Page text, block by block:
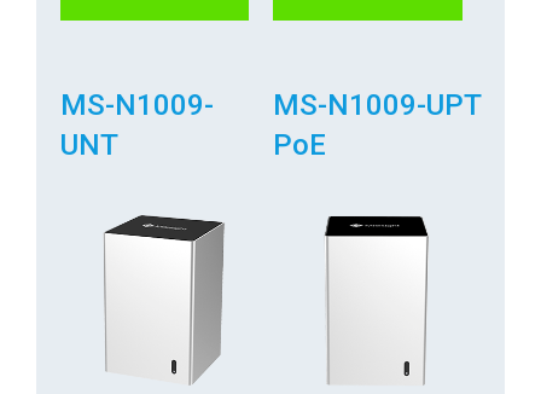
MS-N1009-
UNT
MS-N1009-UPT
PoE